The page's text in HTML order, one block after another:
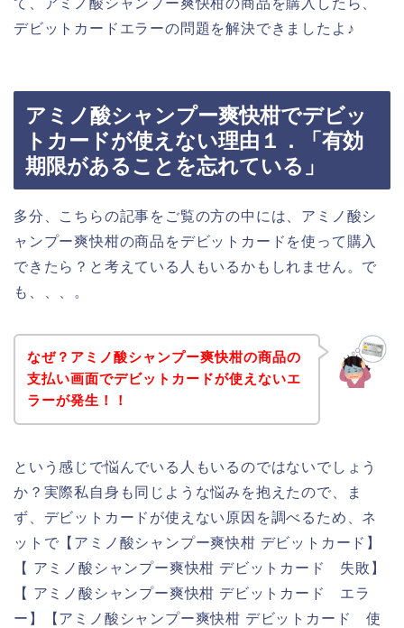
て、アミノ酸シャンプー爽快柑の商品を購入したら、
デビットカードエラーの問題を解決できましたよ♪
アミノ酸シャンプー爽快柑でデビッ
トカードが使えない理由１．「有効
期限があることを忘れている」
多分、こちらの記事をご覧の方の中には、アミノ酸シ
ャンプー爽快柑の商品をデビットカードを使って購入
できたら？と考えている人もいるかもしれません。で
も、、、。
なぜ？アミノ酸シャンプー爽快柑の商品の
支払い画面でデビットカードが使えないエ
ラーが発生！！
という感じで悩んでいる人もいるのではないでしょう
か？実際私自身も同じような悩みを抱えたので、ま
ず、デビットカードが使えない原因を調べるため、ネ
ットで【アミノ酸シャンプー爽快柑 デビットカード】
【 アミノ酸シャンプー爽快柑 デビットカード 失敗】
【 アミノ酸シャンプー爽快柑 デビットカード エラ
ー】【アミノ酸シャンプー爽快柑 デビットカード 使